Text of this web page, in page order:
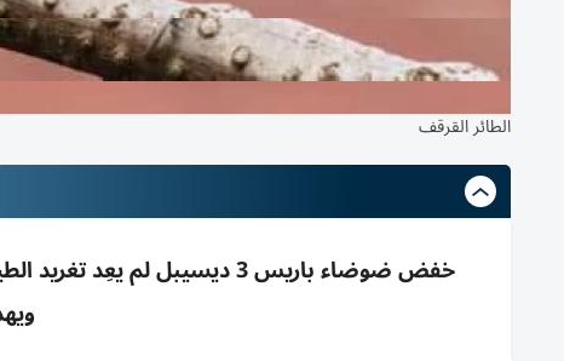
الطائر القرقف
خفض ضوضاء باريس 3 ديسيبل لم